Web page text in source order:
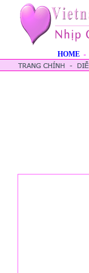
HOME -